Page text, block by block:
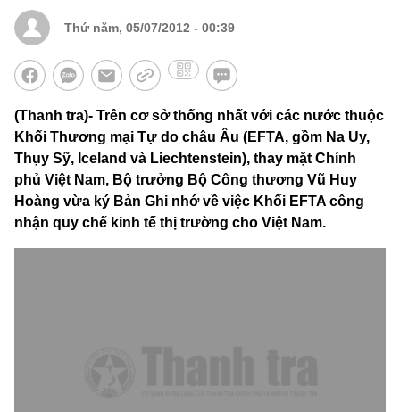
Thứ năm, 05/07/2012 - 00:39
(Thanh tra)- Trên cơ sở thống nhất với các nước thuộc
Khối Thương mại Tự do châu Âu (EFTA, gồm Na Uy,
Thụy Sỹ, Iceland và Liechtenstein), thay mặt Chính
phủ Việt Nam, Bộ trưởng Bộ Công thương Vũ Huy
Hoàng vừa ký Bản Ghi nhớ về việc Khối EFTA công
nhận quy chế kinh tế thị trường cho Việt Nam.